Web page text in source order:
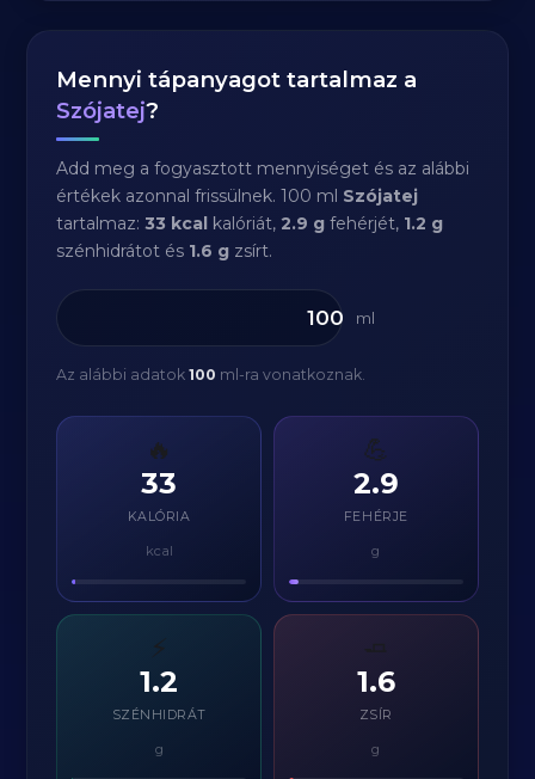
Mennyi tápanyagot tartalmaz a
Szójatej?
Add meg a fogyasztott mennyiséget és az alábbi
értékek azonnal frissülnek. 100 ml Szójatej
tartalmaz:33 kcal kalóriát,2.9 g fehérjét, 1.2 g
szénhidrátot és 1.6 g zsírt.
ml
Az alábbi adatok100 ml-ra vonatkoznak.
🔥
33
KALÓRIA
kcal
💪
2.9
FEHÉRJE
g
⚡
1.2
SZÉNHIDRÁT
g
1.6
ZSÍR
g